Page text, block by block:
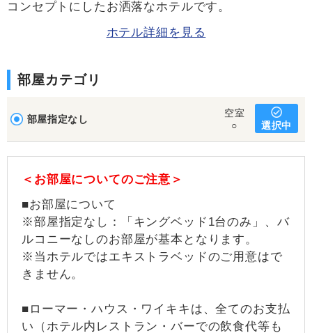
コンセプトにしたお洒落なホテルです。
ホテル詳細を見る
部屋カテゴリ
部屋指定なし
空室
○
選択中
＜お部屋についてのご注意＞
■お部屋について
※部屋指定なし：「キングベッド1台のみ」、バ
ルコニーなしのお部屋が基本となります。
※当ホテルではエキストラベッドのご用意はで
きません。
■ローマー・ハウス・ワイキキは、全てのお支払
い（ホテル内レストラン・バーでの飲食代等も